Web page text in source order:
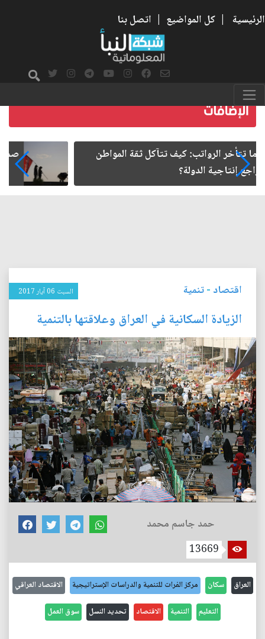
الرئيسية | كل المواضيع | اتصل بنا
صمت الطريق بعد الأربعين
اقتصاد -تنمية السبت 06 آيار 2017
الزيادة السكانية في العراق وعلاقتها بالتنمية
حمد جاسم محمد
13669
العراق سكان مركز الفرات للتنمية والدراسات الإستراتيجية الاقتصاد العراقي
التعليم التنمية الاقتصاد تحديد النسل سوق العمل